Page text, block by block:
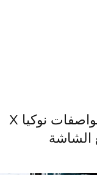
بالفيديو: مقطع يستعرض مواصفات نوكيا X
الشاشة